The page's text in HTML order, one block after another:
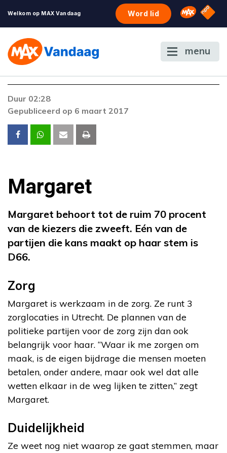
Welkom op MAX Vandaag Word lid Omroep
NPO
menu
De gewenste stream is op dit moment niet
voordoen, neem dan contact op met onze
klantenservice.
Duur 02:28
Gepubliceerd op 6 maart 2017
Margaret
Margaret behoort tot de ruim 70 procent
van de kiezers die zweeft. Eén van de
partijen die kans maakt op haar stem is
D66.
Zorg
Margaret is werkzaam in de zorg. Ze runt 3
zorglocaties in Utrecht. De plannen van de
politieke partijen voor de zorg zijn dan ook
belangrijk voor haar. “Waar ik me zorgen om
maak, is de eigen bijdrage die mensen moeten
betalen, onder andere, maar ook wel dat alle
wetten elkaar in de weg lijken te zitten,” zegt
Margaret.
Duidelijkheid
Ze weet nog niet waarop ze gaat stemmen, maar